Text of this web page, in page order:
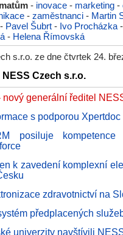
- inovace - marketing -
- zaměstnanci - Martin
- Pavel Šubrt - Ivo Procházka -
- Helena Římovská
s.r.o. ze dne čtvrtek 24.
Czech s.r.o.
nový generální ředitel
s podporou Xpertdoc
posiluje
k zavedení komplexní
zdravotnictví na
předplacených
univerzity navštívili